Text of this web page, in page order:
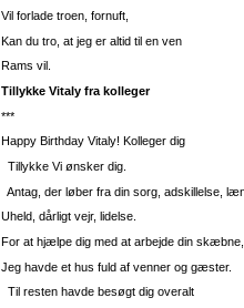
Vil forlade troen, fornuft,
Kan du tro, at jeg er altid til en ven
Rams vil.
Tillykke Vitaly fra kolleger
***
Happy Birthday Vitaly! Kolleger dig
Tillykke Vi ønsker dig.
Antag, der løber fra din sorg, adskillelse,
Uheld, dårligt vejr, lidelse.
For at hjælpe dig med at arbejde din
Jeg havde et hus fuld af venner og gæster.
Til resten havde besøgt dig overalt